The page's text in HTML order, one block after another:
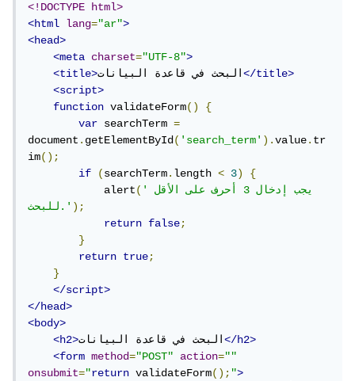
<!DOCTYPE html>
<html
lang="ar">
<head>
<meta
charset="UTF-8">
<title>البحث في قاعدة البيانات</title>
<script>
function validateForm()
{
var searchTerm =
document.getElementById('search_term').value.tr
im();
if
(searchTerm.length < 3)
{
            alert
('يجب إدخال 3 أحرف على الأقل
للبحث.');
return
false;
}
return
true;
}
</script>
</head>
<body>
<h2>البحث في قاعدة البيانات</h2>
<form
method="POST" action=""
onsubmit="return validateForm();">